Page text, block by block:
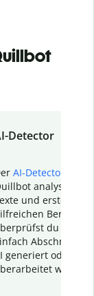
Detector
AI-Detector
analysiert
und erstellt
Bericht.
du
Abschnitte,
generiert oder
wurden.